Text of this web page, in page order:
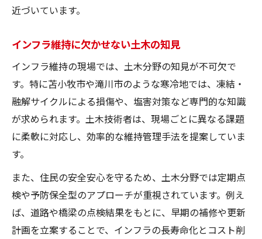
近づいています。
インフラ維持に欠かせない土木の知見
インフラ維持の現場では、土木分野の知見が不可欠で
す。特に苫小牧市や滝川市のような寒冷地では、凍結・
融解サイクルによる損傷や、塩害対策など専門的な知識
が求められます。土木技術者は、現場ごとに異なる課題
に柔軟に対応し、効率的な維持管理手法を提案していま
す。
また、住民の安全安心を守るため、土木分野では定期点
検や予防保全型のアプローチが重視されています。例え
ば、道路や橋梁の点検結果をもとに、早期の補修や更新
計画を立案することで、インフラの長寿命化とコスト削